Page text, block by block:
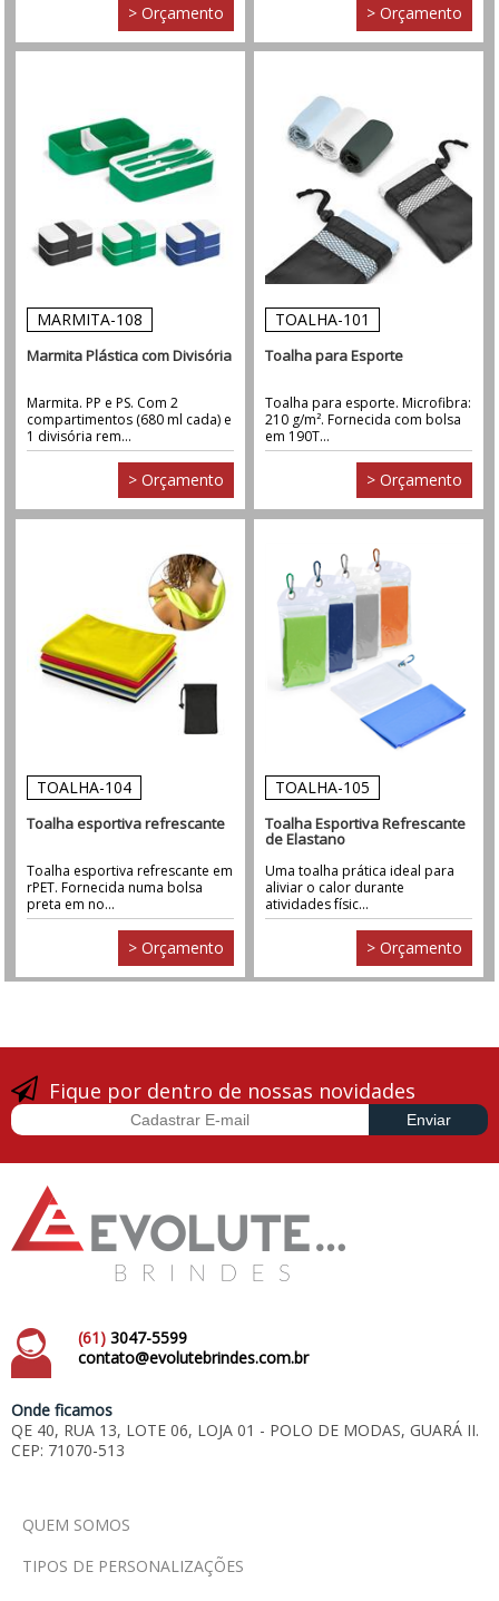
> Orçamento > Orçamento
MARMITA-108
Marmita Plástica com Divisória
Marmita. PP e PS. Com 2
compartimentos (680 ml cada) e
1 divisória rem...
> Orçamento
TOALHA-101
Toalha para Esporte
Toalha para esporte. Microfibra:
210 g/m². Fornecida com bolsa
em 190T...
> Orçamento
TOALHA-104
Toalha esportiva refrescante
Toalha esportiva refrescante em
rPET. Fornecida numa bolsa
preta em no...
> Orçamento
TOALHA-105
Toalha Esportiva Refrescante
de Elastano
Uma toalha prática ideal para
aliviar o calor durante
atividades físic...
> Orçamento
Fique por dentro de nossas novidades
(61) 3047-5599
contato@evolutebrindes.com.br
Onde ficamos
QE 40, RUA 13, LOTE 06, LOJA 01 - POLO DE MODAS, GUARÁ II.
CEP: 71070-513
QUEM SOMOS
TIPOS DE PERSONALIZAÇÕES